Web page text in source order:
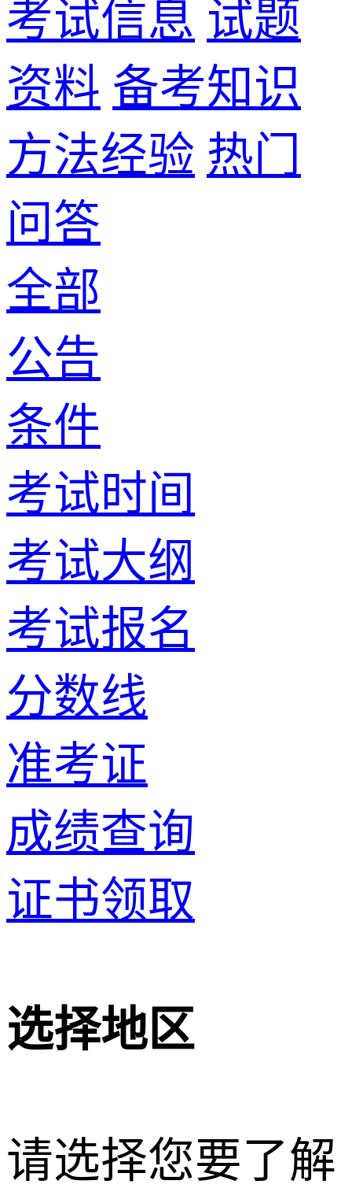
考试信息 试题
资料 备考知识
方法经验 热门
问答
全部
公告
条件
考试时间
考试大纲
考试报名
分数线
准考证
成绩查询
证书领取
选择地区
请选择您要了解